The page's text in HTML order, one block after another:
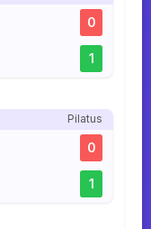
0
1
Pilatus
0
1